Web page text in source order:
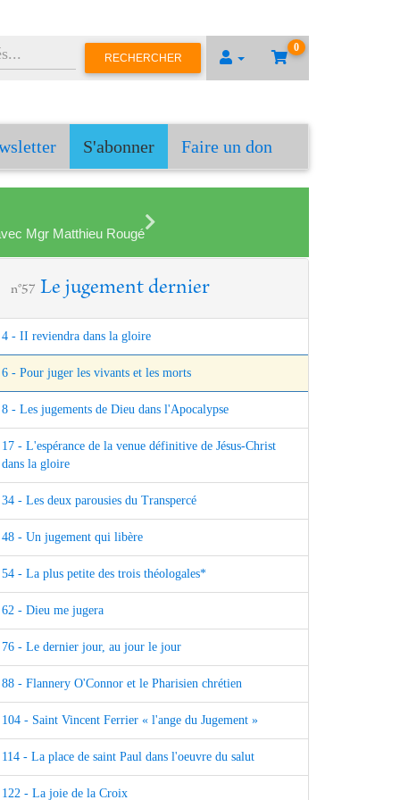
0
RECHERCHER
S'abonner Faire un don
Mgr Matthieu Rougé
n°57 Le jugement dernier
4 - II reviendra dans la gloire
6 - Pour juger les vivants et les morts
8 - Les jugements de Dieu dans l'Apocalypse
17 - L'espérance de la venue définitive de Jésus-Christ
dans la gloire
34 - Les deux parousies du Transpercé
48 - Un jugement qui libère
54 - La plus petite des trois théologales*
62 - Dieu me jugera
76 - Le dernier jour, au jour le jour
88 - Flannery O'Connor et le Pharisien chrétien
104 - Saint Vincent Ferrier « l'ange du Jugement »
114 - La place de saint Paul dans l'oeuvre du salut
122 - La joie de la Croix